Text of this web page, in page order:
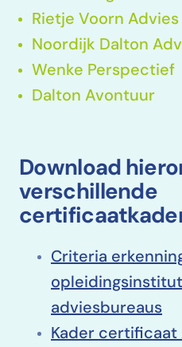
Rietje Voorn Advies
Noordijk Dalton
Wenke Perspectief
Dalton Avontuur
Download
verschillende
Criteria
adviesbureaus
Kader certificaat